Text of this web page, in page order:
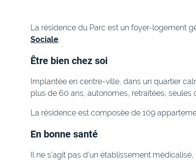
La résidence du Parc est un foyer-logement
Sociale.
Être bien chez soi
Implantée en centre-ville, dans un quartier
plus de 60 ans, autonomes, retraitées, seules
La résidence est composée de 109
En bonne santé
Il ne s’agit pas d’un établissement